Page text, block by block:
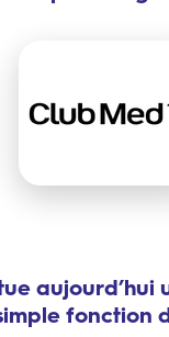
fonction